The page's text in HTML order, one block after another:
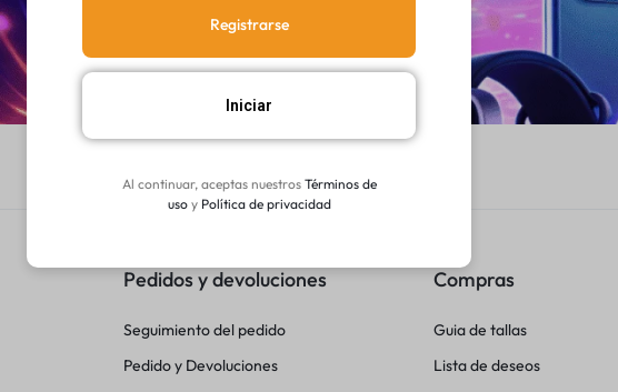
Pedidos y devoluciones
Seguimiento del pedido
Pedido y Devoluciones
Compras
Guia de tallas
Lista de deseos
Registrarse
Iniciar
Al continuar, aceptas nuestros Términos de
usoy Política de privacidad